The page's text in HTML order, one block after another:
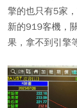
擎的也只有5家
新的919客機，
果，拿不到引擎